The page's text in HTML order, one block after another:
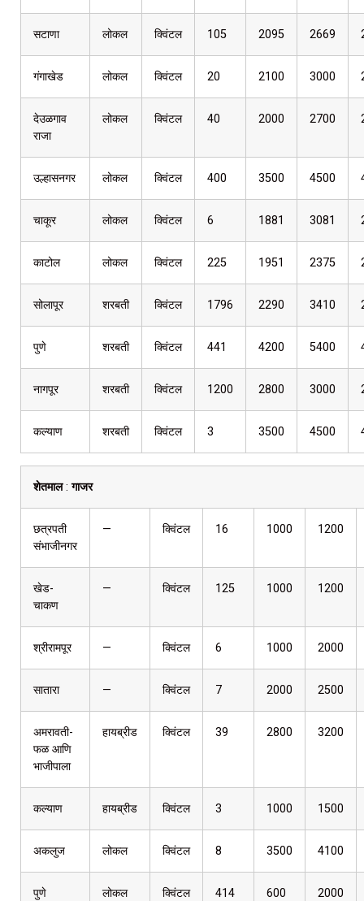
सटाणा लोकल क्विंटल 105 2095 2669
गंगाखेड लोकल क्विंटल 20 2100 3000
देउळगाव
राजा
लोकल क्विंटल 40 2000 2700
उल्हासनगर लोकल क्विंटल 400 3500 4500
चाकूर लोकल क्विंटल 6 1881 3081
काटोल लोकल क्विंटल 225 1951 2375
सोलापूर शरबती क्विंटल 1796 2290 3410
पुणे शरबती क्विंटल 441 4200 5400
नागपूर शरबती क्विंटल 1200 2800 3000
कल्याण शरबती क्विंटल 3 3500 4500
शेतमाल:गाजर
छत्रपती
संभाजीनगर
— क्विंटल 16 1000 1200
खेड-
चाकण
— क्विंटल 125 1000 1200
श्रीरामपूर — क्विंटल 6 1000 2000
सातारा — क्विंटल 7 2000 2500
अमरावती-
फळ आणि
भाजीपाला
हायब्रीड क्विंटल 39 2800 3200
कल्याण हायब्रीड क्विंटल 3 1000 1500
अकलुज लोकल क्विंटल 8 3500 4100
पुणे लोकल क्विंटल 414 600 2000